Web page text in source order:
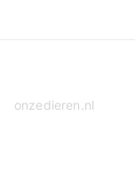
onzedieren.nl